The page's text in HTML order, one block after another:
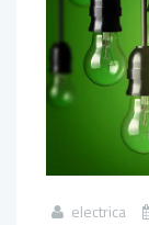
electrica